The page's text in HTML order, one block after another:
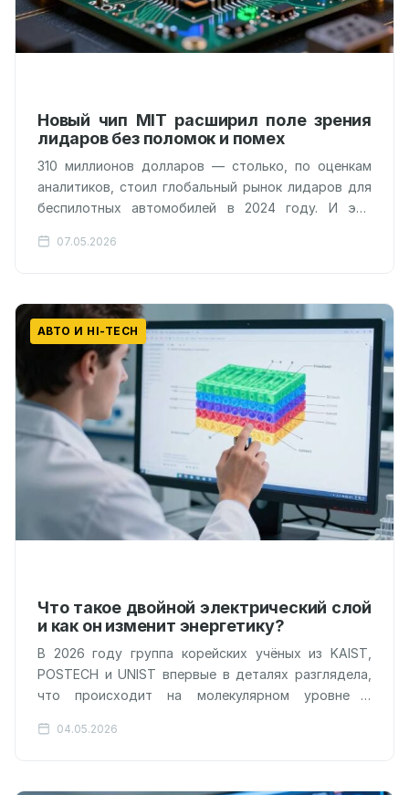
Новый чип MIT расширил поле зрения
лидаров без поломок и помех
310 миллионов долларов — столько, по оценкам
аналитиков, стоил глобальный рынок лидаров для
беспилотных автомобилей в 2024 году. И это
07.05.2026
АВТО И HI-TECH
Что такое двойной электрический слой
и как он изменит энергетику?
В 2026 году группа корейских учёных из KAIST,
POSTECH и UNIST впервые в деталях разглядела,
что происходит на молекулярном уровне в
04.05.2026